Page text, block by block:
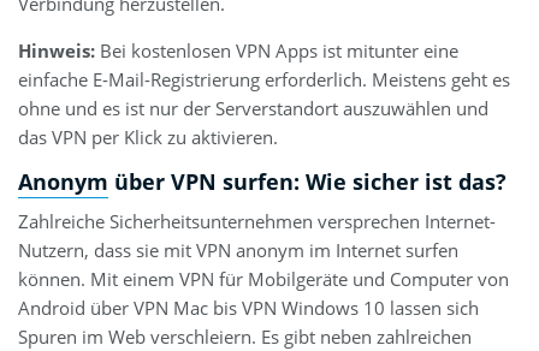
Hinweis: Bei kostenlosen VPN Apps ist mitunter eine
einfache E-Mail-Registrierung erforderlich. Meistens geht es
ohne und es ist nur der Serverstandort auszuwählen und
das VPN per Klick zu aktivieren.
Anonym über VPN surfen: Wie sicher ist das?
Zahlreiche Sicherheitsunternehmen versprechen Internet-
Nutzern, dass sie mit VPN anonym im Internet surfen
können. Mit einem VPN für Mobilgeräte und Computer von
Android über VPN Mac bis VPN Windows 10 lassen sich
Spuren im Web verschleiern. Es gibt neben zahlreichen